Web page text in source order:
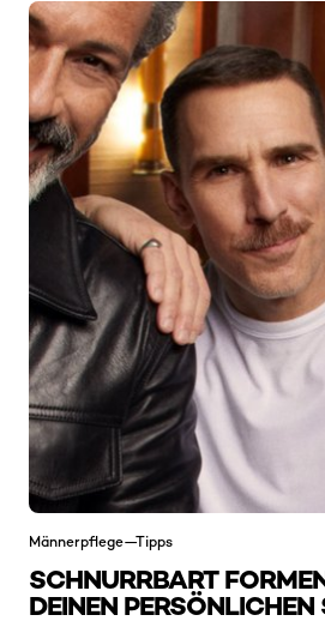
Männerpflege—Tipps
SCHNURRBART
DEINEN PERSÖNLICHEN